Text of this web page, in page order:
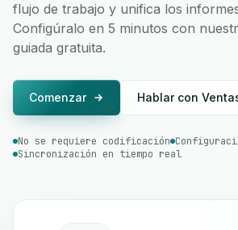
flujo de trabajo y unifica los
Configúralo en 5 minutos con
guiada gratuita.
Comenzar Hablar con
No se requiere codificación
Sincronización en tiempo real